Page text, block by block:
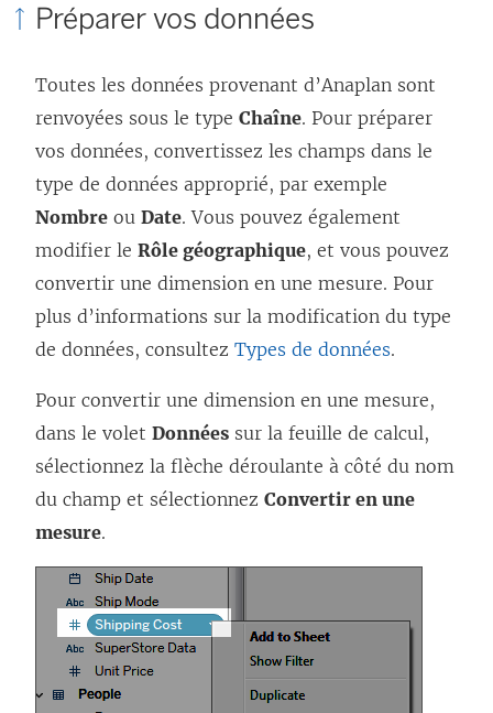
Préparer vos données
Toutes les données provenant d’Anaplan sont
renvoyées sous le type Chaîne. Pour préparer
vos données, convertissez les champs dans le
type de données approprié, par exemple
Nombre ou Date. Vous pouvez également
modifier le Rôle géographique, et vous pouvez
convertir une dimension en une mesure. Pour
plus d’informations sur la modification du type
de données, consultez Types de données.
Pour convertir une dimension en une mesure,
dans le volet Données sur la feuille de calcul,
sélectionnez la flèche déroulante à côté du nom
du champ et sélectionnez Convertir en une
mesure.